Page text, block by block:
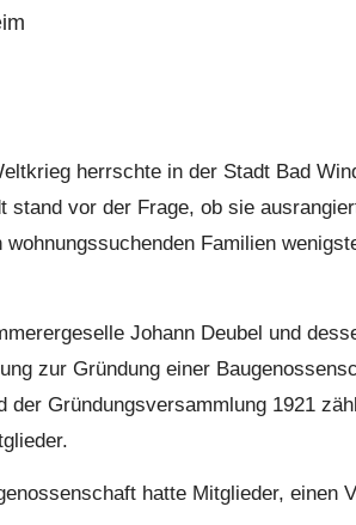
herrschte in der Stadt Bad
stand vor der Frage, ob sie
Familien
Johann Deubel und
zur Gründung einer
Gründungsversammlung 1921
hatte Mitglieder, einen